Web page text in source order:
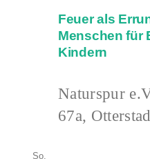
Feuer als
Menschen für
Kindern
Naturspur
67a,
So.